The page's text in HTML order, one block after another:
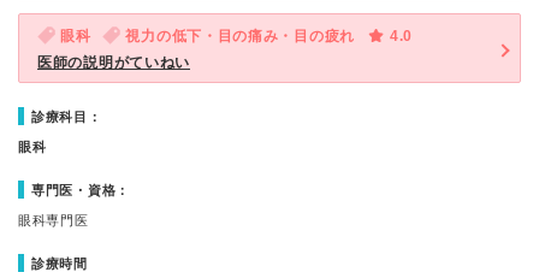
眼科 視力の低下・目の痛み・目の疲れ
4.0
医師の説明がていねい
診療科目：
眼科
専門医・資格：
眼科専門医
診療時間